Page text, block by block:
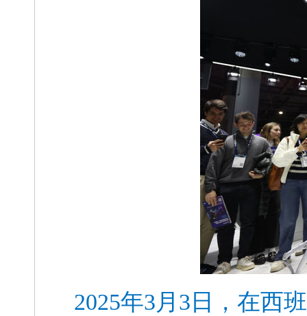
2025年3月3日，在西